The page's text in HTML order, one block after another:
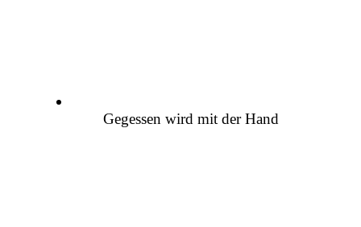
Gegessen wird mit der Hand